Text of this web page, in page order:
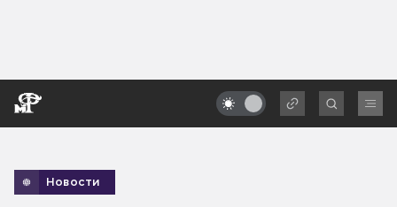
Новости